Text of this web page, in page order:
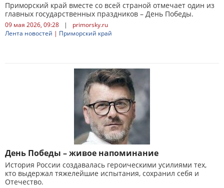
Приморский край вместе со всей страной отмечает один из
главных государственных праздников – День Победы.
09 мая 2026, 09:28 |
primorsky.ru
Лента новостей | Приморский край
День Победы – живое напоминание
История России создавалась героическими усилиями тех,
кто выдержал тяжелейшие испытания, сохранил себя и
Отечество.